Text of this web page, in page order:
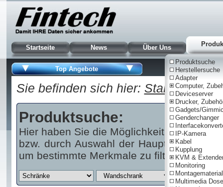
Startseite News Über Uns
Produktsuche
Herstellersuche
Adapter
Computer,
Deviceserver
Drucker,
Gadgets/
Genderchanger
IP-Kamera
Kabel
Kupplung
KVM &
Monitoring
Montagematerial
Multimedia Dose
Top Angebote
Sie befinden sich hier: Startseite|
Produktsuche:
Hier haben Sie die Möglichkeit über
bzw. durch Auswahl der Haupt- und/
um bestimmte Merkmale zu filtern.